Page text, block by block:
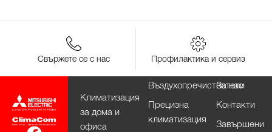
Свържете се с нас Профилактика и сервиз
Климатизация
за дома и
офиса
Въздухопречистватели
Прецизна
климатизация
За нас
Контакти
Завършени